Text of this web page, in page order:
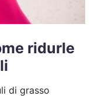
ridurle
di grasso